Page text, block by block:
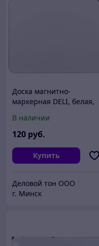
Доска магнитно-
маркерная DELI, белая,
комплекте элементы
крепления и аксессуары
В наличии
120 руб.
Купить
Деловой тон ООО
г. Минск